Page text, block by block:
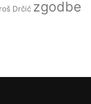
Drčić zgodbe